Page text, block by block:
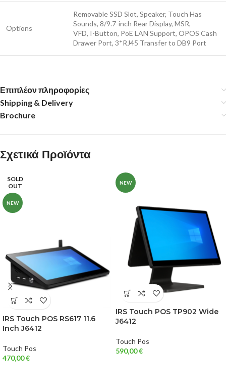
Options
Removable SSD Slot, Speaker, Touch Has
Sounds, 8/9.7-inch Rear Display, MSR,
VFD, I-Button, PoE LAN Support, OPOS Cash
Drawer Port, 3*RJ45 Transfer to DB9 Port
Επιπλέον πληροφορίες
Shipping & Delivery
Brochure
Σχετικά Προϊόντα
SOLD
OUT
NEW
IRS Touch POS RS617 11.6
Inch J6412
Touch Pos
470,00€
NEW
IRS Touch POS TP902 Wide
J6412
Touch Pos
590,00€